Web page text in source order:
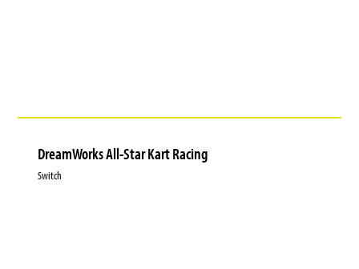
DreamWorks All-Star Kart Racing
Switch